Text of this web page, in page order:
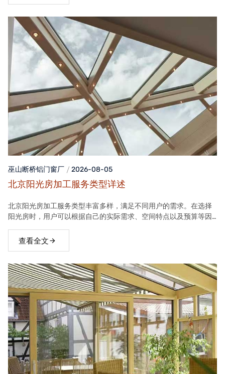
巫山断桥铝门窗厂 2026-08-05
北京阳光房加工服务类型详述
北京阳光房加工服务类型丰富多样，满足不同用户的需求。在选择
阳光房时，用户可以根据自己的实际需求、空间特点以及预算等因
查看全文